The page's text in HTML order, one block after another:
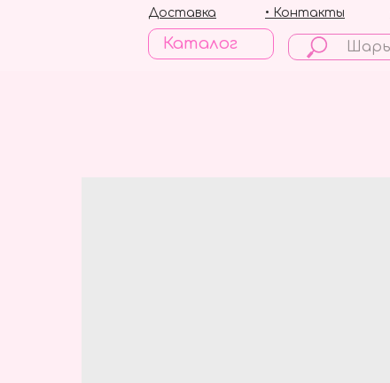
Каталог
• Контакты
Доставка